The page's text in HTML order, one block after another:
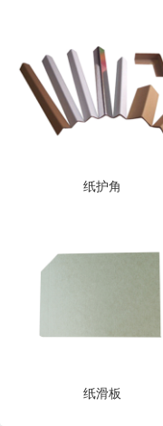
纸护角
纸滑板